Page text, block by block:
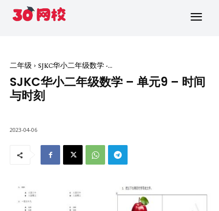
二年级 SJKC华小二年级数学 -...
SJKC华小二年级数学 – 单元9 – 时间
与时刻
2023-04-06